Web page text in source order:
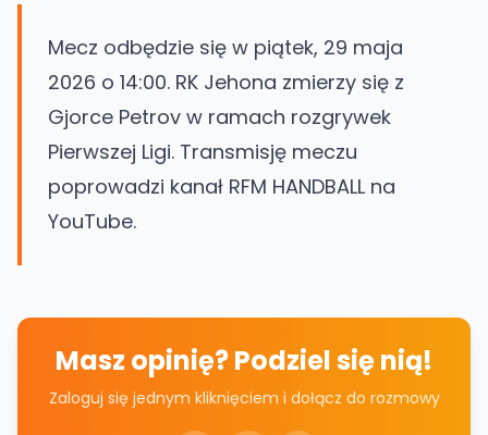
Mecz odbędzie się w piątek, 29 maja
2026 o 14:00. RK Jehona zmierzy się z
Gjorce Petrov w ramach rozgrywek
Pierwszej Ligi. Transmisję meczu
poprowadzi kanał RFM HANDBALL na
YouTube.
Masz opinię? Podziel się nią!
Zaloguj się jednym kliknięciem i dołącz do rozmowy